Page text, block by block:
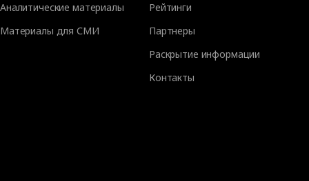
Аналитические материалы
Материалы для СМИ
Рейтинги
Партнеры
Раскрытие информации
Контакты